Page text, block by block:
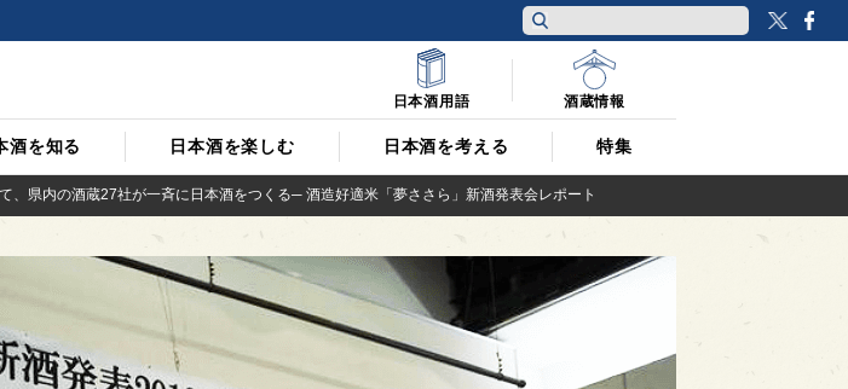
酒を知る 日本酒を楽しむ 日本酒を考える 特集
日本酒用語 酒蔵情報
、県内の酒蔵27社が一斉に日本酒をつくる─ 酒造好適米「夢ささら」新酒発表会レポート